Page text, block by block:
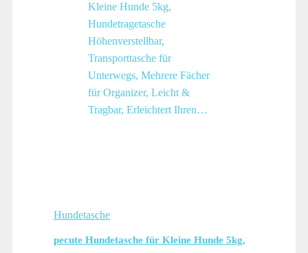
Hundetasche
pecute Hundetasche für Kleine Hunde 5kg,